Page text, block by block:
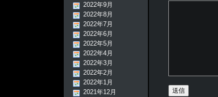
2022年9月
2022年8月
2022年7月
2022年6月
2022年5月
2022年4月
2022年3月
2022年2月
2022年1月
2021年12月